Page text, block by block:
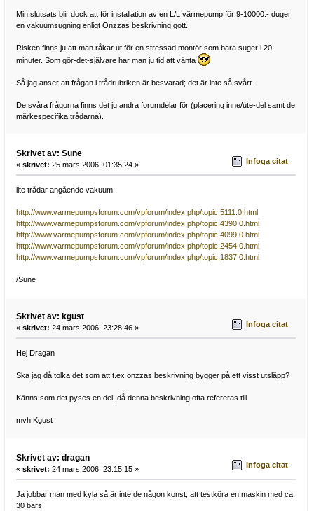
Min slutsats blir dock att för installation av en L/L värmepump för 9-10000:- duger
en vakuumsugning enligt Onzzas beskrivning gott.
Risken finns ju att man råkar ut för en stressad montör som bara suger i 20
minuter. Som gör-det-självare har man ju tid att vänta
Så jag anser att frågan i trådrubriken är besvarad; det är inte så svårt.
De svåra frågorna finns det ju andra forumdelar för (placering inne/ute-del samt de
märkespecifika trådarna).
Skrivet av: Sune
« skrivet: 25 mars 2006, 01:35:24 » Infoga citat
lite trådar angående vakuum:
http://www.varmepumpsforum.com/vpforum/index.php/topic,5111.0.html
http://www.varmepumpsforum.com/vpforum/index.php/topic,4390.0.html
http://www.varmepumpsforum.com/vpforum/index.php/topic,4099.0.html
http://www.varmepumpsforum.com/vpforum/index.php/topic,2454.0.html
http://www.varmepumpsforum.com/vpforum/index.php/topic,1837.0.html
/Sune
Skrivet av: kgust
« skrivet: 24 mars 2006, 23:28:46 » Infoga citat
Hej Dragan
Ska jag då tolka det som att t.ex onzzas beskrivning bygger på ett visst utsläpp?
Känns som det pyses en del, då denna beskrivning ofta refereras till
mvh Kgust
Skrivet av: dragan
« skrivet: 24 mars 2006, 23:15:15 » Infoga citat
Ja jobbar man med kyla så är inte de någon konst, att testköra en maskin med ca
30 bars